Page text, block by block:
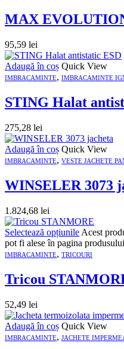
MAX
95,59 lei
Adaugă în coș Quick View
IMBRACAMINTE, IMBRACAMINTE
STING Halat
275,28 lei
Adaugă în coș Quick View
IMBRACAMINTE, VESTE JACHETE
WINSELER 3073
1.824,68 lei
Selectează opțiunile Acest
pot fi alese în pagina
IMBRACAMINTE, TRICOURI
Tricou
52,49 lei
Adaugă în coș Quick View
IMBRACAMINTE, JACHETE